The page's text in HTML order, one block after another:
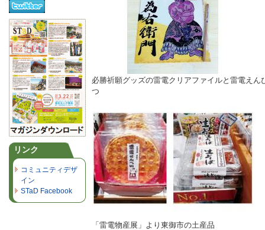
必勝祈願グッズの雷電クリアファイルと雷電えん
つ
「雷電物産展」より東御市の土産品
リンク
コミュニティデザ
イン
STaD Facebook